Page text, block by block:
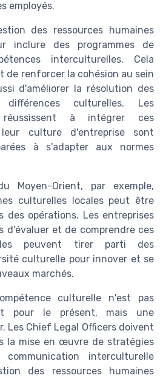
employés.
des ressources humaines
inclure des programmes de
interculturelles. Cela
de renforcer la cohésion au sein
d'améliorer la résolution des
culturelles. Les
à intégrer ces
culture d'entreprise sont
à s'adapter aux normes
Moyen-Orient, par exemple,
culturelles locales peut être
des opérations. Les entreprises
d'évaluer et de comprendre ces
peuvent tirer parti des
culturelle pour innover et se
marchés.
culturelle n'est pas
pour le présent, mais une
Les Chief Legal Officers doivent
la mise en œuvre de stratégies
interculturelle
des ressources humaines